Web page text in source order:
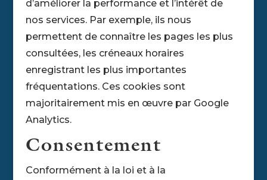
d’améliorer la performance et l’intérêt de
nos services. Par exemple, ils nous
permettent de connaître les pages les plus
consultées, les créneaux horaires
enregistrant les plus importantes
fréquentations. Ces cookies sont
majoritairement mis en œuvre par Google
Analytics.
Consentement
Conformément à la loi et à la